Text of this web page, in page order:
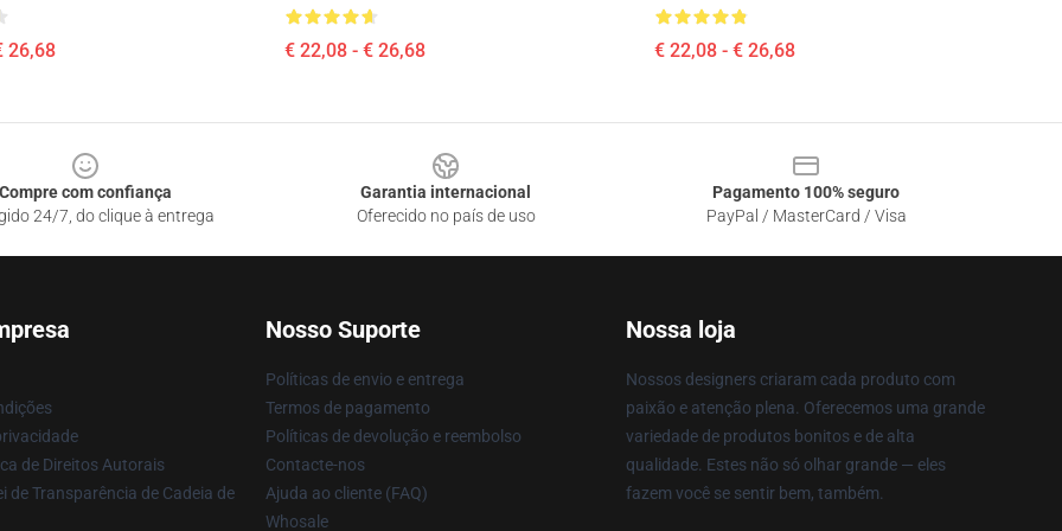
26,68 € 22,08 - € 26,68 € 22,08 - € 26,68
Compre com confiança
24/7, do clique à entrega
Garantia internacional
Oferecido no país de uso
Pagamento 100% seguro
PayPal / MasterCard / Visa
de Direitos Autorais
de Transparência de Cadeia de
Nosso Suporte
Políticas de envio e entrega
Termos de pagamento
Políticas de devolução e reembolso
Contacte-nos
Ajuda ao cliente (FAQ)
Whosale
Nossa loja
Nossos designers criaram cada produto com
paixão e atenção plena. Oferecemos uma grande
variedade de produtos bonitos e de alta
qualidade. Estes não só olhar grande — eles
fazem você se sentir bem, também.